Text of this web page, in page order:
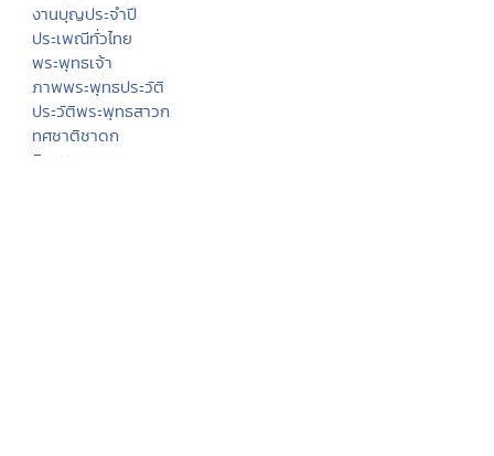
งานบุญประจำปี
ประเพณีทั่วไทย
พระพุทธเจ้า
ภาพพระพุทธประวัติ
ประวัติพระพุทธสาวก
ทศชาติชาดก
นิทานชาดก